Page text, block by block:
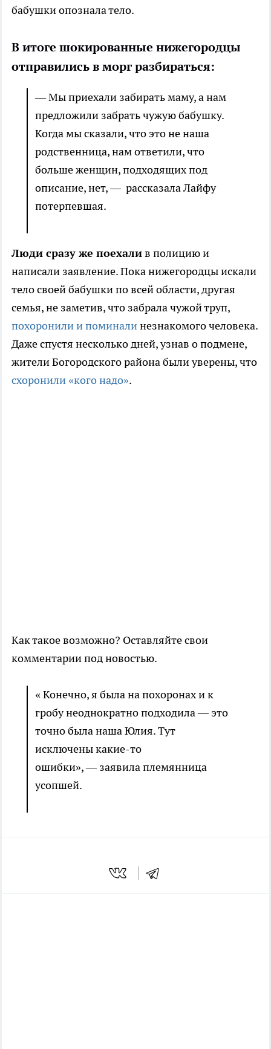
бабушки опознала тело.
В итоге шокированные нижегородцы
отправились в морг разбираться:
— Мы приехали забирать маму, а нам
предложили забрать чужую бабушку.
Когда мы сказали, что это не наша
родственница, нам ответили, что
больше женщин, подходящих под
описание, нет, — рассказала Лайфу
потерпевшая.
Люди сразу же поехалив полицию и
написали заявление. Пока нижегородцы искали
тело своей бабушки по всей области, другая
семья, не заметив, что забрала чужой труп,
похоронили и поминалинезнакомого человека.
Даже спустя несколько дней, узнав о подмене,
жители Богородского района были уверены, что
схоронили «кого надо».
Как такое возможно? Оставляйте свои
комментарии под новостью.
« Конечно, я была на похоронах и к
гробу неоднократно подходила — это
точно была наша Юлия. Тут
исключены какие-то
ошибки», — заявила племянница
усопшей.